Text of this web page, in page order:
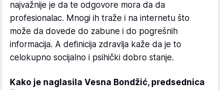
najvažnije je da te odgovore mora da da
profesionalac. Mnogi ih traže i na internetu što
može da dovede do zabune i do pogrešnih
informacija. A definicija zdravlja kaže da je to
celokupno socijalno i psihički dobro stanje.
Kako je naglasila Vesna Bondžić, predsednica